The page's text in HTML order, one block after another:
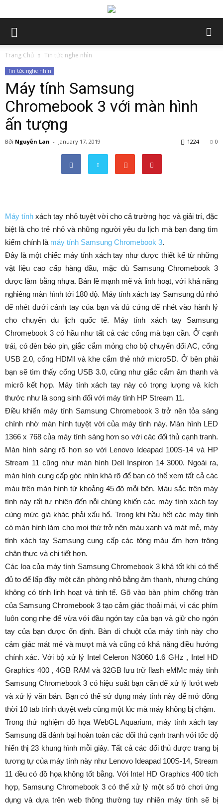
Trang Chủ Tin tức nghe nhìn
Tin tức nghe nhìn
Máy tính Samsung
Chromebook 3 với màn hình
ấn tượng
Bởi Nguyễn Lan - January 17, 2019 0
1224
Máy tính xách tay nhỏ tuyệt vời cho cả trường học và giải trí, đặc
biệt là cho trẻ nhỏ và những người yêu du lịch mà bạn đang tìm
kiếm chính là máy tính Samsung Chromebook 3.
Đây là một chiếc máy tính xách tay như được thiết kế từ những
vật liệu cao cấp hàng đầu, mặc dù Samsung Chromebook 3
được làm bằng nhựa. Bản lề mạnh mẽ và linh hoạt, với khả năng
nghiêng màn hình tới 180 độ. Máy tính xách tay Samsung đủ nhỏ
để nhét dưới cánh tay của bạn và đủ cứng để nhét vào hành lý
cho chuyến du lịch quốc tế. Máy tính xách tay Samsung
Chromebook 3 có hầu như tất cả các cổng mà bạn cần. Ở cạnh
trái, có đèn báo pin, giắc cắm mỏng cho bộ chuyển đổi AC, cổng
USB 2.0, cổng HDMI và khe cắm thẻ nhớ microSD. Ở bên phải
bạn sẽ tìm thấy cổng USB 3.0, cũng như giắc cắm âm thanh và
micrô kết hợp. Máy tính xách tay này có trọng lượng và kích
thước như là song sinh đối với máy tính HP Stream 11.
Điều khiến máy tính Samsung Chromebook 3 trở nên tỏa sáng
chính nhờ màn hình tuyệt vời của máy tính này. Màn hình LED
1366 x 768 của máy tính sáng hơn so với các đối thủ cạnh tranh.
Màn hình sáng rõ hơn so với Lenovo Ideapad 100S-14 và HP
Stream 11 cũng như màn hình Dell Inspiron 14 3000. Ngoài ra,
màn hình cung cấp góc nhìn khá rõ để bạn có thể xem tất cả các
màu trên màn hình từ khoảng 45 độ mỗi bên. Màu sắc trên máy
tính này rất tự nhiên đến nỗi chúng khiến các máy tính xách tay
cùng mức giá khác phải xấu hổ. Trong khi hầu hết các máy tính
có màn hình làm cho mọi thứ trở nên màu xanh và mát mẻ, máy
tính xách tay Samsung cung cấp các tông màu ấm hơn trông
chân thực và chi tiết hơn.
Các loa của máy tính Samsung Chromebook 3 khá tốt khi có thể
đủ to để lấp đầy một căn phòng nhỏ bằng âm thanh, nhưng chúng
không có tính linh hoạt và tinh tế. Gõ vào bàn phím chống tràn
của Samsung Chromebook 3 tạo cảm giác thoải mái, vì các phím
luôn cong nhẹ để vừa với đầu ngón tay của bạn và giữ cho ngón
tay của bạn được ổn định. Bàn di chuột của máy tính này cho
cảm giác mát mẻ và mượt mà và cũng có khả năng điều hướng
chính xác. Với bộ xử lý Intel Celeron N3060 1.6 GHz , Intel HD
Graphics 400 , 4GB RAM và 32GB lưu trữ flash eMMc máy tính
Samsung Chromebook 3 có hiệu suất bạn cần để xử lý lướt web
và xử lý văn bản. Bạn có thể sử dụng máy tính này để mở đồng
thời 10 tab trình duyệt web cùng một lúc mà máy không bị chậm.
Trong thử nghiệm đồ họa WebGL Aquarium, máy tính xách tay
Samsung đã đánh bại hoàn toàn các đối thủ cạnh tranh với tốc độ
hiển thị 23 khung hình mỗi giây. Tất cả các đối thủ được trang bị
tương tự của máy tính này như Lenovo Ideapad 100S-14, Stream
11 đều có đồ họa không tốt bằng. Với Intel HD Graphics 400 tích
hợp, Samsung Chromebook 3 có thể xử lý một số trò chơi ứng
dụng và dựa trên web thông thường tuy nhiên máy tính sẽ bị